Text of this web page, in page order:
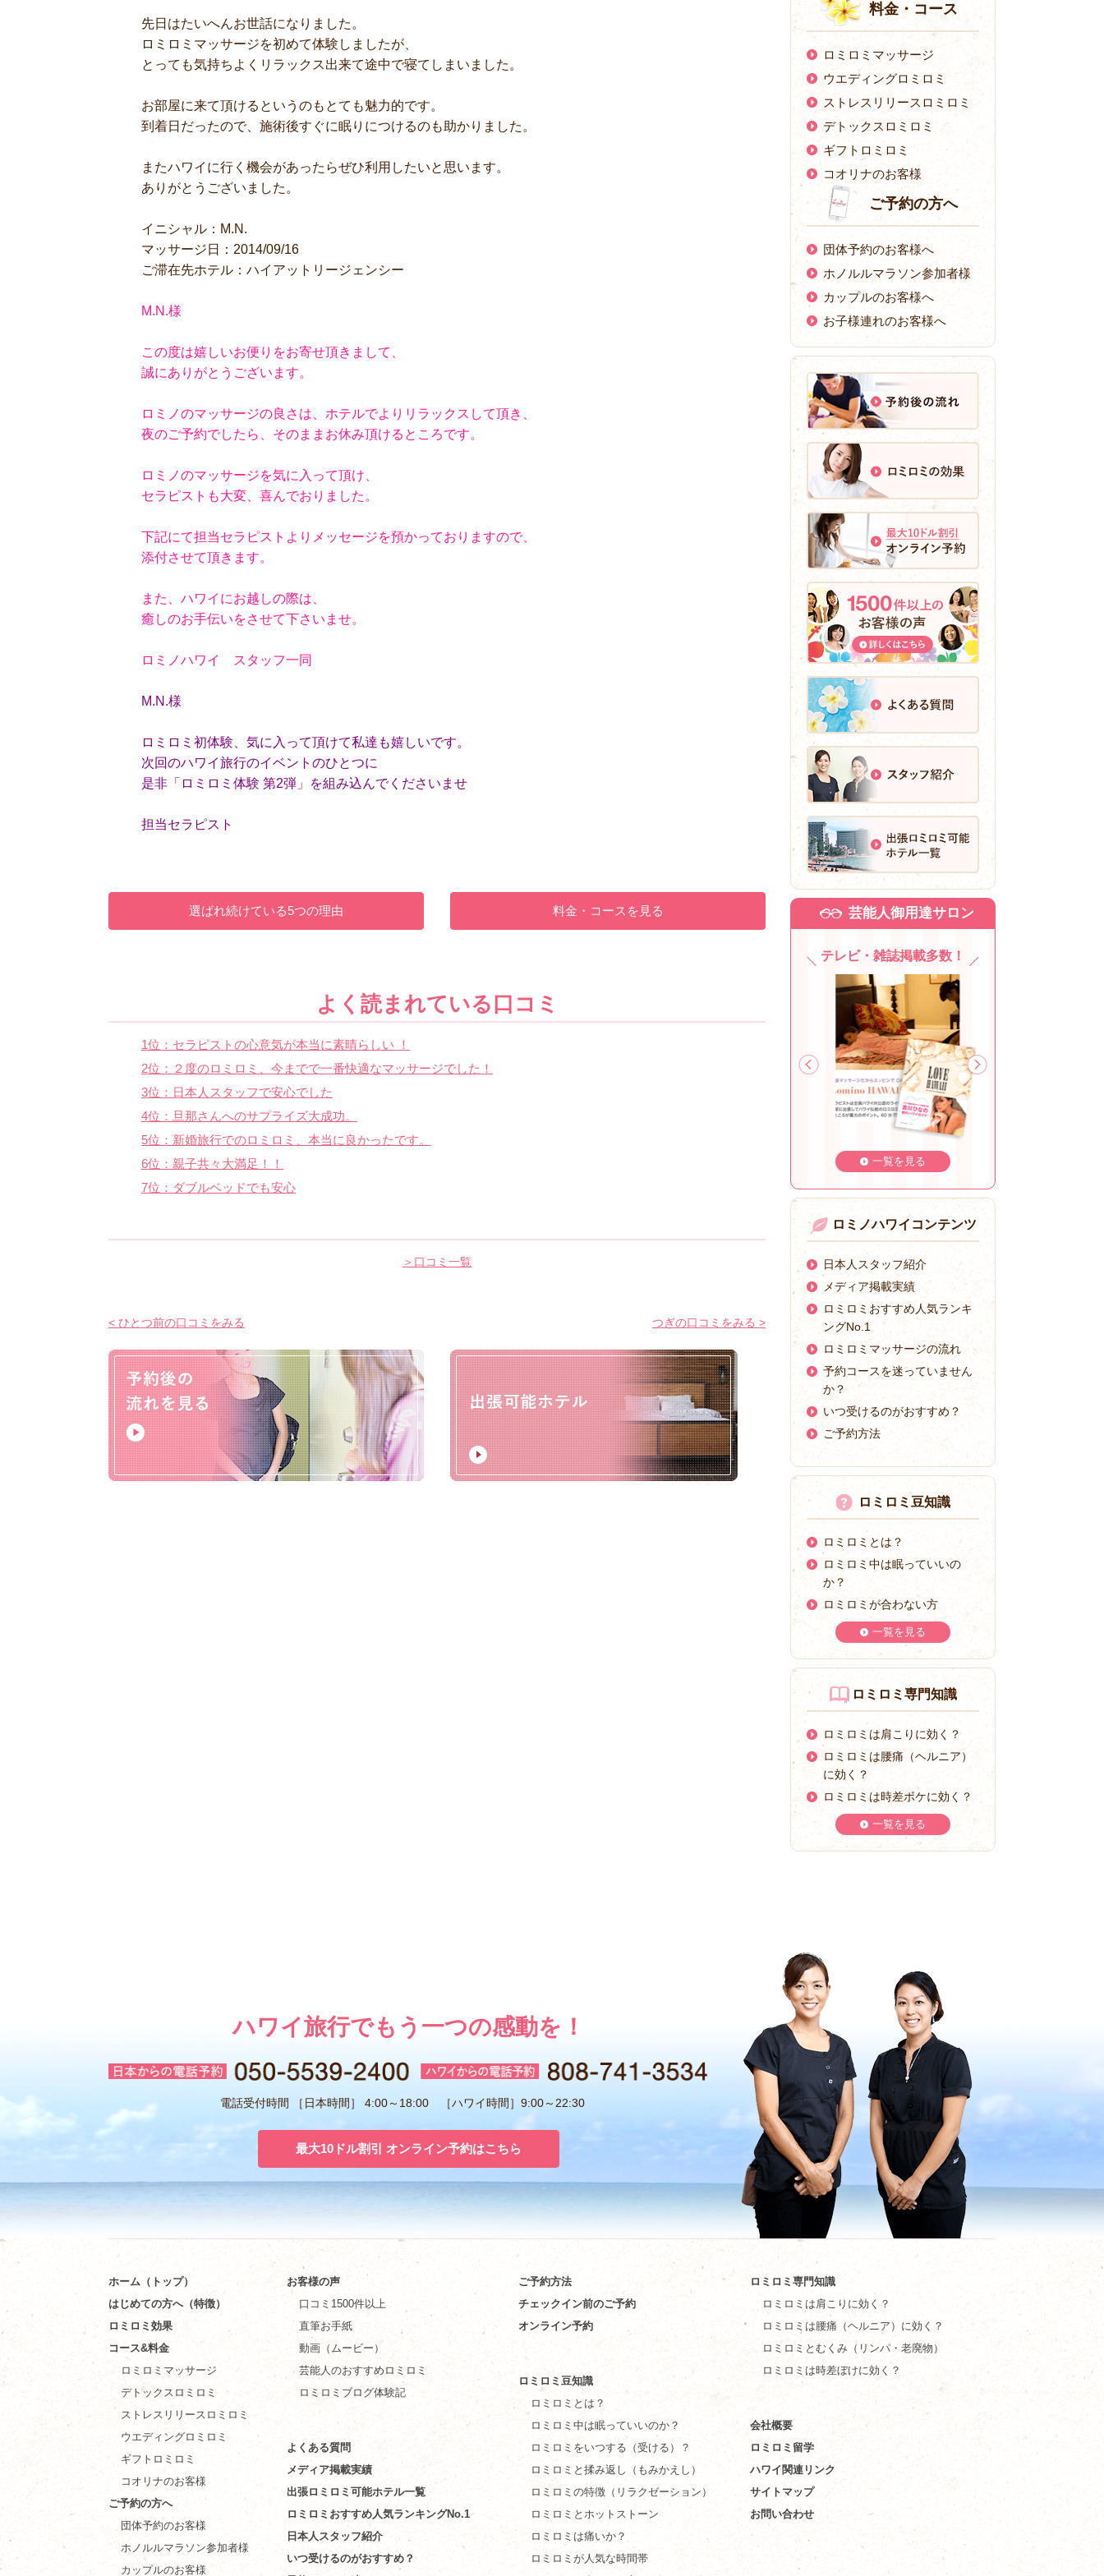
先日はたいへんお世話になりました。
ロミロミマッサージを初めて体験しましたが、
とっても気持ちよくリラックス出来て途中で寝てしまいました。
お部屋に来て頂けるというのもとても魅力的です。
到着日だったので、施術後すぐに眠りにつけるのも助かりました。
またハワイに行く機会があったらぜひ利用したいと思います。
ありがとうございました。
イニシャル：M.N.
マッサージ日：2014/09/16
ご滞在先ホテル：ハイアットリージェンシー
M.N.様
この度は嬉しいお便りをお寄せ頂きまして、
誠にありがとうございます。
ロミノのマッサージの良さは、ホテルでよりリラックスして頂き、
夜のご予約でしたら、そのままお休み頂けるところです。
ロミノのマッサージを気に入って頂け、
セラピストも大変、喜んでおりました。
下記にて担当セラピストよりメッセージを預かっておりますので、
添付させて頂きます。
また、ハワイにお越しの際は、
癒しのお手伝いをさせて下さいませ。
ロミノハワイ スタッフ一同
M.N.様
ロミロミ初体験、気に入って頂けて私達も嬉しいです。
次回のハワイ旅行のイベントのひとつに
是非「ロミロミ体験 第2弾」を組み込んでくださいませ
担当セラピスト
選ばれ続けている5つの理由 料金・コースを見る
よく読まれている口コミ
1位：セラピストの心意気が本当に素晴らしい ！
2位：２度のロミロミ、今までで一番快適なマッサージでした！
3位：日本人スタッフで安心でした
4位：旦那さんへのサプライズ大成功。
5位：新婚旅行でのロミロミ、本当に良かったです。
6位：親子共々大満足！！
7位：ダブルベッドでも安心
＞口コミ一覧
< ひとつ前の口コミをみる つぎの口コミをみる >
料金・コース
ロミロミマッサージ
ウエディングロミロミ
ストレスリリースロミロミ
デトックスロミロミ
ギフトロミロミ
コオリナのお客様
ご予約の方へ
団体予約のお客様へ
ホノルルマラソン参加者様
カップルのお客様へ
お子様連れのお客様へ
芸能人御用達サロン
テレビ・雑誌掲載多数！
一覧を見る
ロミノハワイコンテンツ
日本人スタッフ紹介
メディア掲載実績
ロミロミおすすめ人気ランキ
ングNo.1
ロミロミマッサージの流れ
予約コースを迷っていません
か？
いつ受けるのがおすすめ？
ご予約方法
ロミロミ豆知識
ロミロミとは？
ロミロミ中は眠っていいの
か？
ロミロミが合わない方
一覧を見る
ロミロミ専門知識
ロミロミは肩こりに効く？
ロミロミは腰痛（ヘルニア）
に効く？
ロミロミは時差ボケに効く？
一覧を見る
ハワイ旅行でもう一つの感動を！
電話受付時間 ［日本時間］ 4:00～18:00 ［ハワイ時間］9:00～22:30
最大10ドル割引 オンライン予約はこちら
ホーム（トップ）
はじめての方へ（特徴）
ロミロミ効果
コース&料金
ロミロミマッサージ
デトックスロミロミ
ストレスリリースロミロミ
ウエディングロミロミ
ギフトロミロミ
コオリナのお客様
ご予約の方へ
団体予約のお客様
ホノルルマラソン参加者様
カップルのお客様
お客様の声
口コミ1500件以上
直筆お手紙
動画（ムービー）
芸能人のおすすめロミロミ
ロミロミブログ体験記
よくある質問
メディア掲載実績
出張ロミロミ可能ホテル一覧
ロミロミおすすめ人気ランキングNo.1
日本人スタッフ紹介
いつ受けるのがおすすめ？
ご予約方法
チェックイン前のご予約
オンライン予約
ロミロミ豆知識
ロミロミとは？
ロミロミ中は眠っていいのか？
ロミロミをいつする（受ける）？
ロミロミと揉み返し（もみかえし）
ロミロミの特徴（リラクゼーション）
ロミロミとホットストーン
ロミロミは痛いか？
ロミロミが人気な時間帯
ロミロミ専門知識
ロミロミは肩こりに効く？
ロミロミは腰痛（ヘルニア）に効く？
ロミロミとむくみ（リンパ・老廃物）
ロミロミは時差ぼけに効く？
会社概要
ロミロミ留学
ハワイ関連リンク
サイトマップ
お問い合わせ